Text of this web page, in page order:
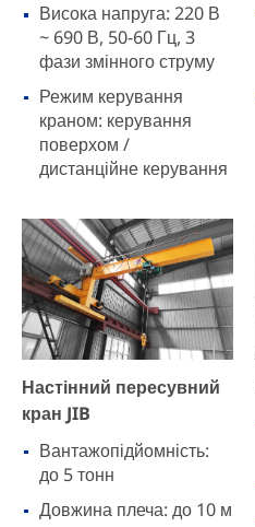
Висока напруга: 220 В
~ 690 В, 50-60 Гц, 3
фази змінного струму
Режим керування
краном: керування
поверхом /
дистанційне керування
Настінний пересувний
кран JIB
Вантажопідйомність:
до 5 тонн
Довжина плеча: до 10 м